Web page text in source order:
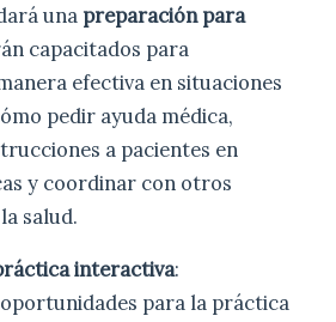
una preparación para
capacitados para
efectiva en situaciones
pedir ayuda médica,
a pacientes en
y coordinar con otros
salud.
interactiva:
para la práctica